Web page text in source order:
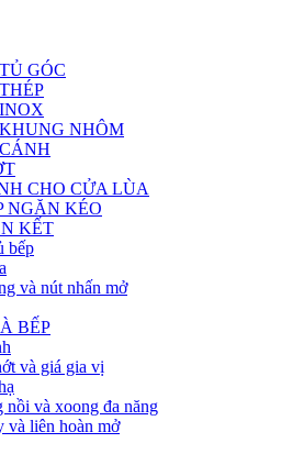
GÓC
NHÔM
CHO CỬA LÙA
NGĂN KÉO
KẾT
bếp
và nút nhấn mở
BẾP
và giá gia vị
nồi và xoong đa năng
và liên hoàn mở